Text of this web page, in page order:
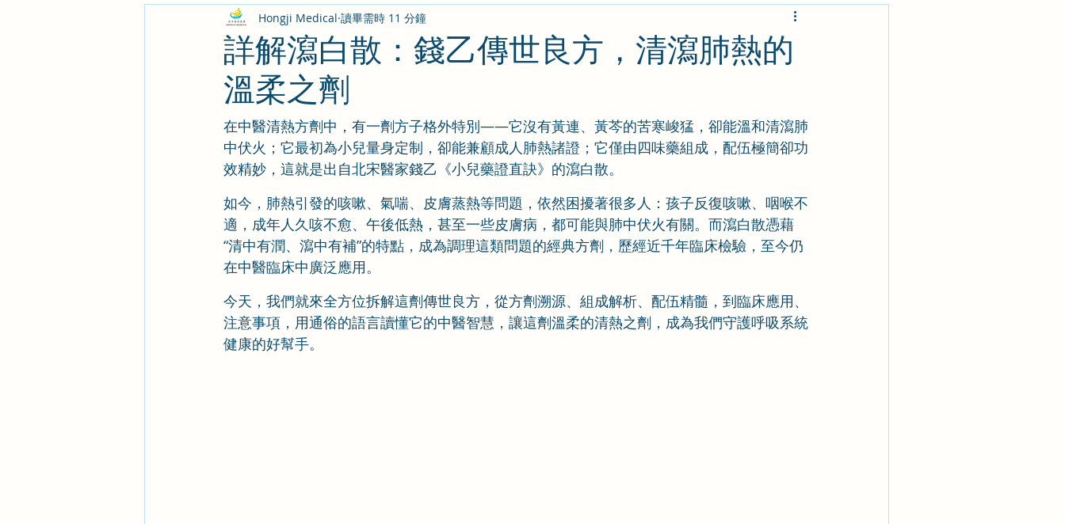
詳解瀉白散：錢乙傳世良方，清瀉肺熱的
溫柔之劑
Hongji Medical 讀畢需時 11 分鐘
在中醫清熱方劑中，有一劑方子格外特別——它沒有黃連、黃芩的苦寒峻猛，卻能溫和清瀉肺
中伏火；它最初為小兒量身定制，卻能兼顧成人肺熱諸證；它僅由四味藥組成，配伍極簡卻功
效精妙，這就是出自北宋醫家錢乙《小兒藥證直訣》的瀉白散。
如今，肺熱引發的咳嗽、氣喘、皮膚蒸熱等問題，依然困擾著很多人：孩子反復咳嗽、咽喉不
適，成年人久咳不愈、午後低熱，甚至一些皮膚病，都可能與肺中伏火有關。而瀉白散憑藉
“清中有潤、瀉中有補”的特點，成為調理這類問題的經典方劑，歷經近千年臨床檢驗，至今仍
在中醫臨床中廣泛應用。
今天，我們就來全方位拆解這劑傳世良方，從方劑溯源、組成解析、配伍精髓，到臨床應用、
注意事項，用通俗的語言讀懂它的中醫智慧，讓這劑溫柔的清熱之劑，成為我們守護呼吸系統
健康的好幫手。